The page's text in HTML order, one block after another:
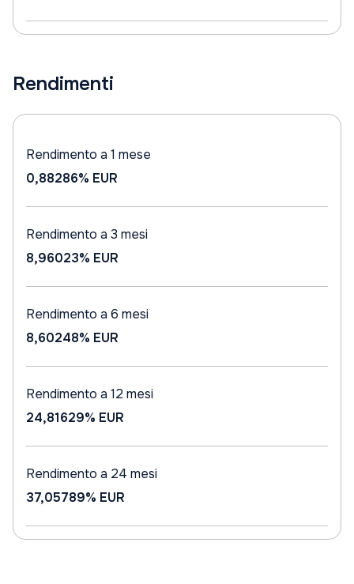
Rendimenti
Rendimento a 1 mese
0,88286% EUR
Rendimento a 3 mesi
8,96023% EUR
Rendimento a 6 mesi
8,60248% EUR
Rendimento a 12 mesi
24,81629% EUR
Rendimento a 24 mesi
37,05789% EUR